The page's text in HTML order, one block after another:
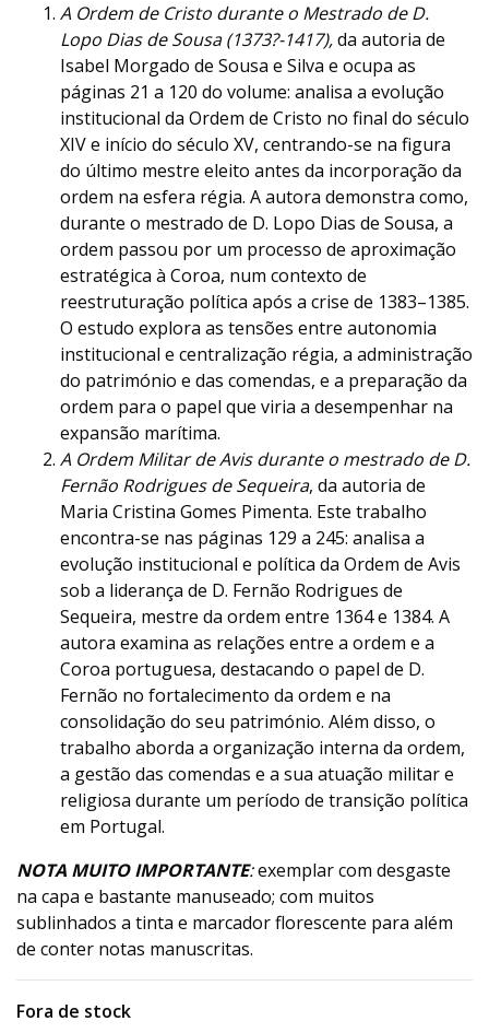
A Ordem de Cristo durante o Mestrado de D.
Lopo Dias de Sousa (1373?-1417),da autoria de
Isabel Morgado de Sousa e Silva e ocupa as
páginas 21 a 120 do volume: analisa a evolução
institucional da Ordem de Cristo no final do século
XIV e início do século XV, centrando-se na figura
do último mestre eleito antes da incorporação da
ordem na esfera régia. A autora demonstra como,
durante o mestrado de D. Lopo Dias de Sousa, a
ordem passou por um processo de aproximação
estratégica à Coroa, num contexto de
reestruturação política após a crise de 1383–1385.
O estudo explora as tensões entre autonomia
institucional e centralização régia, a administração
do património e das comendas, e a preparação da
ordem para o papel que viria a desempenhar na
expansão marítima.
A Ordem Militar de Avis durante o mestrado de D.
Fernão Rodrigues de Sequeira, da autoria de
Maria Cristina Gomes Pimenta. Este trabalho
encontra-se nas páginas 129 a 245: analisa a
evolução institucional e política da Ordem de Avis
sob a liderança de D. Fernão Rodrigues de
Sequeira, mestre da ordem entre 1364 e 1384. A
autora examina as relações entre a ordem e a
Coroa portuguesa, destacando o papel de D.
Fernão no fortalecimento da ordem e na
consolidação do seu património. Além disso, o
trabalho aborda a organização interna da ordem,
a gestão das comendas e a sua atuação militar e
religiosa durante um período de transição política
em Portugal.
NOTA MUITO IMPORTANTE:exemplar com desgaste
na capa e bastante manuseado; com muitos
sublinhados a tinta e marcador florescente para além
de conter notas manuscritas.
Fora de stock